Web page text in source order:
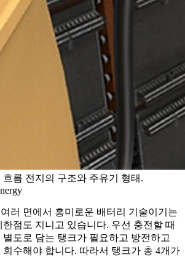
흐름 전지의 구조와 주유기 형태.
러 면에서 흥미로운 배터리 기술이기는
점도 지니고 있습니다. 우선 충전할 때
별도로 담는 탱크가 필요하고 방전하고
수해야 합니다. 따라서 탱크가 총 4개가